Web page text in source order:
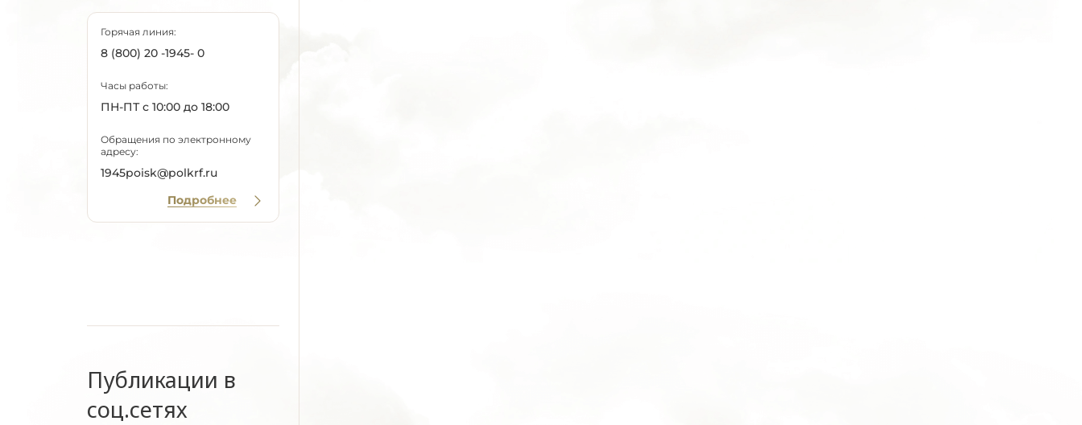
Горячая линия:
8 (800) 20 -1945- 0
Часы работы:
ПН-ПТ с 10:00 до 18:00
Обращения по электронному
адресу:
1945poisk@polkrf.ru
Подробнее
Публикации в
соц.сетях